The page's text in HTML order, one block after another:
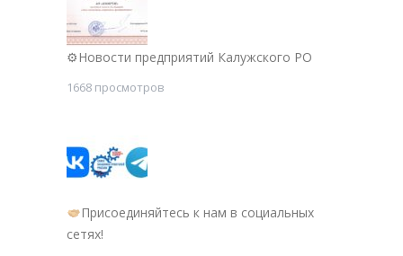
⚙Новости предприятий Калужского РО
1668 просмотров
Присоединяйтесь к нам в социальных
сетях!